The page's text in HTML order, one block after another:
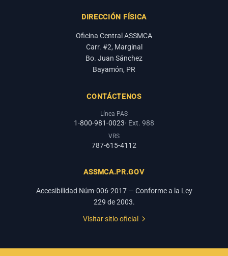
DIRECCIÓN FÍSICA
Oficina Central ASSMCA
Carr. #2, Marginal
Bo. Juan Sánchez
Bayamón, PR
CONTÁCTENOS
Línea PAS
1-800-981-0023· Ext. 988
VRS
787-615-4112
ASSMCA.PR.GOV
Accesibilidad Núm-006-2017 — Conforme a la Ley
229 de 2003.
Visitar sitio oficial